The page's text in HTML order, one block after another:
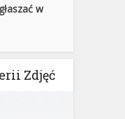
w
Zdjęć